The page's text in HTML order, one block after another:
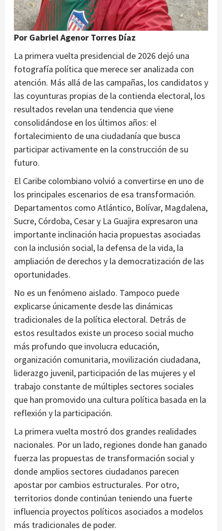
Por Gabriel Agenor Torres Díaz
La primera vuelta presidencial de 2026 dejó una
fotografía política que merece ser analizada con
atención. Más allá de las campañas, los candidatos y
las coyunturas propias de la contienda electoral, los
resultados revelan una tendencia que viene
consolidándose en los últimos años: el
fortalecimiento de una ciudadanía que busca
participar activamente en la construcción de su
futuro.
El Caribe colombiano volvió a convertirse en uno de
los principales escenarios de esa transformación.
Departamentos como Atlántico, Bolívar, Magdalena,
Sucre, Córdoba, Cesar y La Guajira expresaron una
importante inclinación hacia propuestas asociadas
con la inclusión social, la defensa de la vida, la
ampliación de derechos y la democratización de las
oportunidades.
No es un fenómeno aislado. Tampoco puede
explicarse únicamente desde las dinámicas
tradicionales de la política electoral. Detrás de
estos resultados existe un proceso social mucho
más profundo que involucra educación,
organización comunitaria, movilización ciudadana,
liderazgo juvenil, participación de las mujeres y el
trabajo constante de múltiples sectores sociales
que han promovido una cultura política basada en la
reflexión y la participación.
La primera vuelta mostró dos grandes realidades
nacionales. Por un lado, regiones donde han ganado
fuerza las propuestas de transformación social y
donde amplios sectores ciudadanos parecen
apostar por cambios estructurales. Por otro,
territorios donde continúan teniendo una fuerte
influencia proyectos políticos asociados a modelos
más tradicionales de poder.